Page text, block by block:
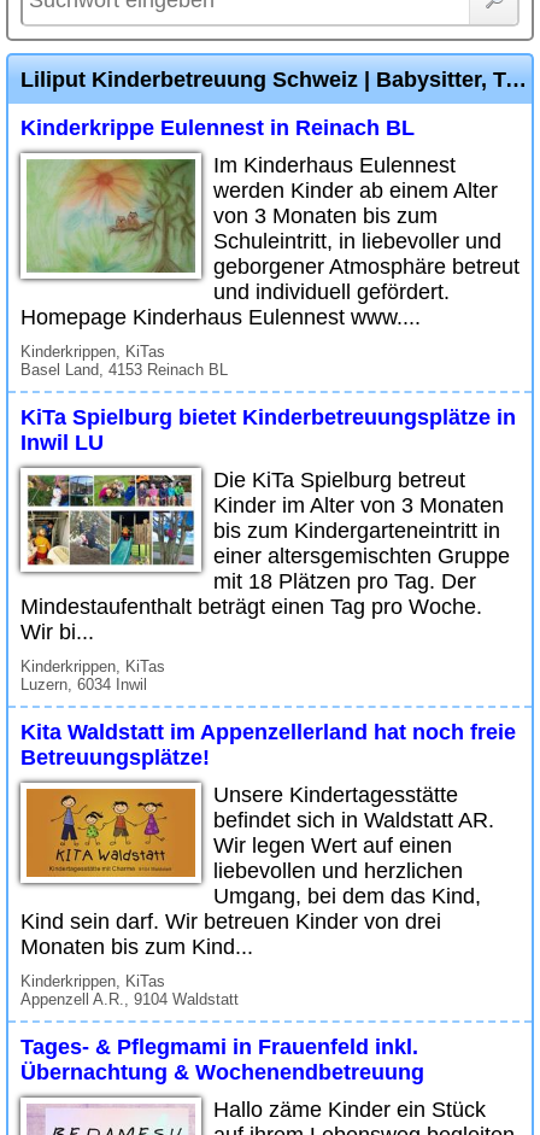
Liliput Kinderbetreuung Schweiz | Babysitter, Tagesmutter, Kinderkrippe, Spielgruppe
Kinderkrippe Eulennest in Reinach BL
Im Kinderhaus Eulennest
werden Kinder ab einem Alter
von 3 Monaten bis zum
Schuleintritt, in liebevoller und
geborgener Atmosphäre betreut
und individuell gefördert.
Homepage Kinderhaus Eulennest www....
Kinderkrippen, KiTas
Basel Land, 4153 Reinach BL
KiTa Spielburg bietet Kinderbetreuungsplätze in
Inwil LU
Die KiTa Spielburg betreut
Kinder im Alter von 3 Monaten
bis zum Kindergarteneintritt in
einer altersgemischten Gruppe
mit 18 Plätzen pro Tag. Der
Mindestaufenthalt beträgt einen Tag pro Woche.
Wir bi...
Kinderkrippen, KiTas
Luzern, 6034 Inwil
Kita Waldstatt im Appenzellerland hat noch freie
Betreuungsplätze!
Unsere Kindertagesstätte
befindet sich in Waldstatt AR.
Wir legen Wert auf einen
liebevollen und herzlichen
Umgang, bei dem das Kind,
Kind sein darf. Wir betreuen Kinder von drei
Monaten bis zum Kind...
Kinderkrippen, KiTas
Appenzell A.R., 9104 Waldstatt
Tages- & Pflegmami in Frauenfeld inkl.
Übernachtung & Wochenendbetreuung
Hallo zäme Kinder ein Stück